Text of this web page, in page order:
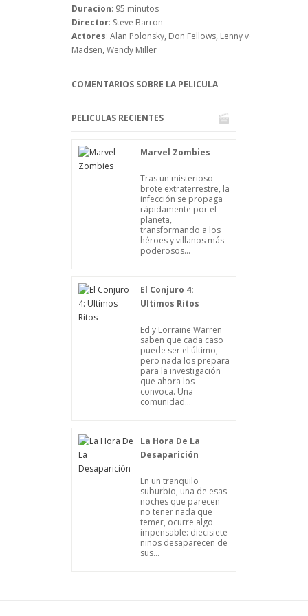
quedará la mujer? Debemos suponer que
con el hombre, pero la película nos
puede deparar muchas sorpresas.
Duracion: 95 minutos
Director: Steve Barron
Actores: Alan Polonsky, Don Fellows, Lenny von Dohlen,
Madsen, Wendy Miller
COMENTARIOS SOBRE LA PELICULA
PELICULAS RECIENTES
Marvel Zombies
Tras un misterioso
brote extraterrestre, la
infección se propaga
rápidamente por el
planeta,
transformando a los
héroes y villanos más
poderosos...
El Conjuro 4:
Ultimos Ritos
Ed y Lorraine Warren
saben que cada caso
puede ser el último,
pero nada los prepara
para la investigación
que ahora los
convoca. Una
comunidad...
La Hora De La
Desaparición
En un tranquilo
suburbio, una de esas
noches que parecen
no tener nada que
temer, ocurre algo
impensable: diecisiete
niños desaparecen de
sus...